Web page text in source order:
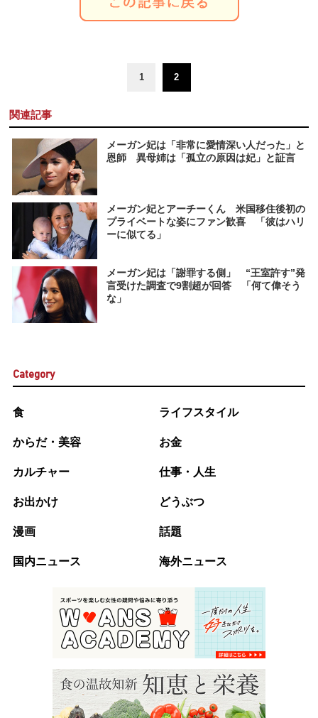
1 2
関連記事
メーガン妃は「非常に愛情深い人だった」と
恩師 異母姉は「孤立の原因は妃」と証言
メーガン妃とアーチーくん 米国移住後初の
プライベートな姿にファン歓喜 「彼はハリ
ーに似てる」
メーガン妃は「謝罪する側」 “王室許す”発
言受けた調査で9割超が回答 「何て偉そう
な」
Category
食 ライフスタイル
からだ・美容 お金
カルチャー 仕事・人生
お出かけ どうぶつ
漫画 話題
国内ニュース 海外ニュース